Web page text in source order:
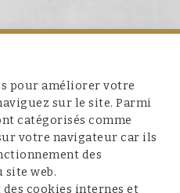
pour améliorer votre
sur le site. Parmi
catégorisés comme
votre navigateur car ils
des
site web.
cookies internes et